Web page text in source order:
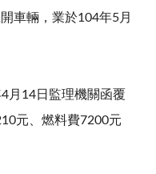
車輛，業於104年5月
月14日監理機關函覆
元、燃料費7200元